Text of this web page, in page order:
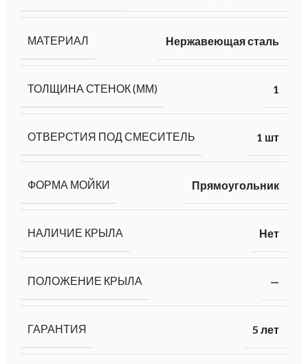
МАТЕРИАЛ Нержавеющая сталь
ТОЛЩИНА СТЕНОК (ММ) 1
ОТВЕРСТИЯ ПОД СМЕСИТЕЛЬ 1 шт
ФОРМА МОЙКИ Прямоугольник
НАЛИЧИЕ КРЫЛА Нет
ПОЛОЖЕНИЕ КРЫЛА —
ГАРАНТИЯ 5 лет